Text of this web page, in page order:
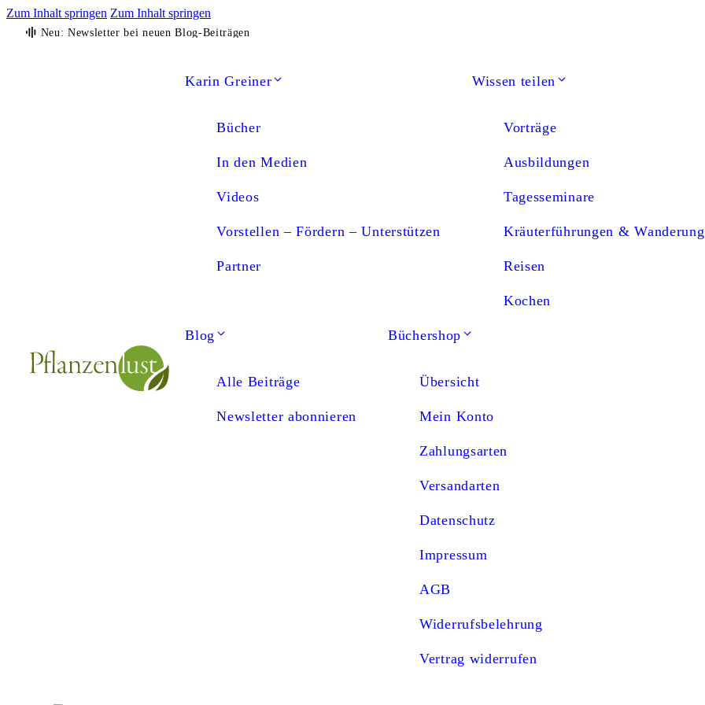
Zum Inhalt springen Zum Inhalt springen
Neu: Newsletter bei neuen Blog-Beiträgen
Karin Greiner
Bücher
In den Medien
Videos
Vorstellen – Fördern – Unterstützen
Partner
Wissen teilen
Vorträge
Ausbildungen
Tagesseminare
Kräuterführungen &
Reisen
Kochen
Blog
Alle Beiträge
Newsletter abonnieren
Büchershop
Übersicht
Mein Konto
Zahlungsarten
Versandarten
Datenschutz
Impressum
AGB
Widerrufsbelehrung
Vertrag widerrufen